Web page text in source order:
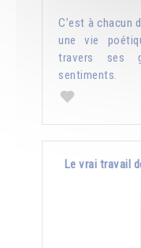
C’est à chacun
une vie
travers ses
sentiments.
Le vrai travail